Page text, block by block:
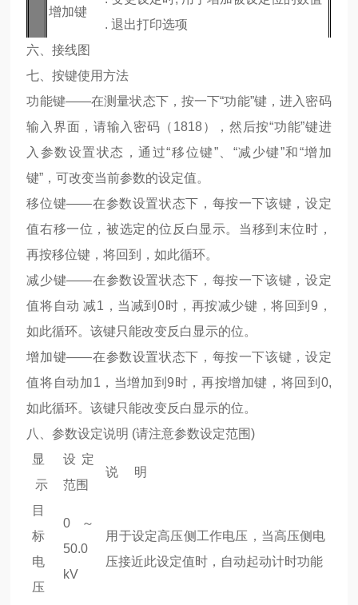
增加键
. 退出打印选项
六、接线图
七、按键使用方法
功能键——在测量状态下，按一下“功能”键，进入密码
输入界面，请输入密码（1818），然后按“功能”键进
入参数设置状态，通过“移位键”、“减少键”和“增加
键”，可改变当前参数的设定值。
移位键——在参数设置状态下，每按一下该键，设定
值右移一位，被选定的位反白显示。当移到末位时，
再按移位键，将回到，如此循环。
减少键——在参数设置状态下，每按一下该键，设定
值将自动 减1，当减到0时，再按减少键，将回到9，
如此循环。该键只能改变反白显示的位。
增加键——在参数设置状态下，每按一下该键，设定
值将自动加1，当增加到9时，再按增加键，将回到0,
如此循环。该键只能改变反白显示的位。
八、参数设定说明 (请注意参数设定范围)
显
示
设定
范围
说 明
目
标
电
压
0 ～
50.0
kV
用于设定高压侧工作电压，当高压侧电
压接近此设定值时，自动起动计时功能